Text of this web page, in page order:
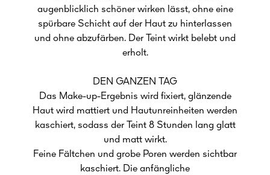
augenblicklich schöner wirken lässt, ohne eine
spürbare Schicht auf der Haut zu hinterlassen
und ohne abzufärben. Der Teint wirkt belebt und
erholt.
DEN GANZEN TAG
Das Make-up-Ergebnis wird fixiert, glänzende
Haut wird mattiert und Hautunreinheiten werden
kaschiert, sodass der Teint 8 Stunden lang glatt
und matt wirkt.
Feine Fältchen und grobe Poren werden sichtbar
kaschiert. Die anfängliche